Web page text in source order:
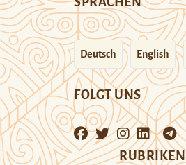
Deutsch English
FOLGT UNS
RUBRIKEN